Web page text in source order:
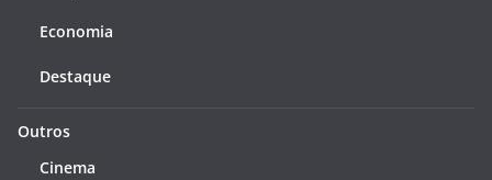
Economia
Destaque
Outros
Cinema